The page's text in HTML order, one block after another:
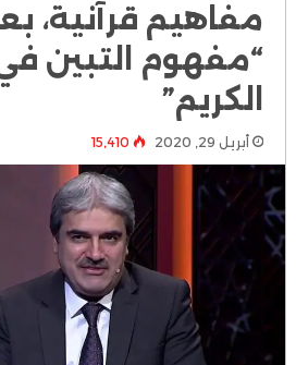
مفاهيم قرآنية،
“مفهوم التبين
الكريم”
أبريل 29, 2020 15٬410